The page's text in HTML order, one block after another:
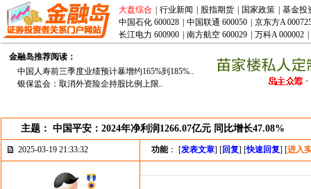
大盘综合 行业新闻 股指期货 国家政策
基金投
中国石化 600028
中国联通 600050
京东方A
长江电力 600900
南方航空 600029 万科A 000002
金融岛推荐阅读：
中国人寿前三季度业绩预计暴增约165%到185%..
银保监会：取消外资险企持股比例上限..
主题： 中国平安：2024年净利润1266.07亿元 同比增长47.08%
2025-03-19 21:33:32 功能： [发表文章] [回复] [快速回复] [进入